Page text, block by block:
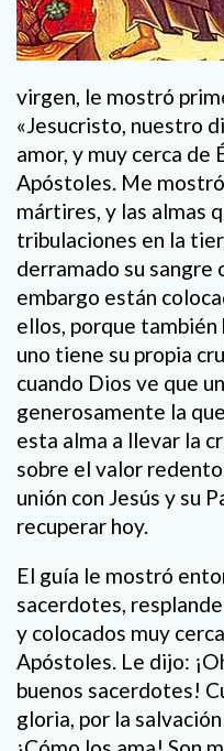
virgen, le mostró
«Jesucristo, nuestro
amor, y muy cerca de
Apóstoles. Me
mártires, y las almas
tribulaciones en la
derramado su sangre
embargo están
ellos, porque también
uno tiene su propia
cuando Dios ve que
generosamente la
esta alma a llevar la
sobre el valor
unión con Jesús y su
recuperar hoy.
El guía le mostró
sacerdotes,
y colocados muy
Apóstoles. Le dijo:
buenos sacerdotes!
gloria, por la